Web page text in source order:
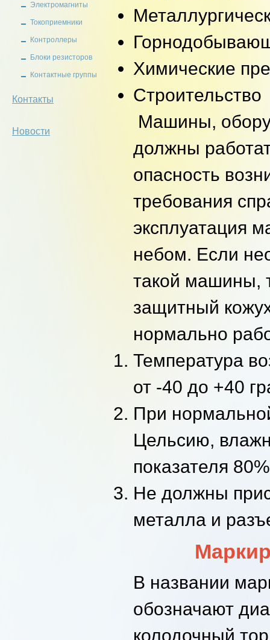
Электромагниты
Токоприемники
Контроллеры
Блоки резисторов
Контактные группы
Контакты
Новости
Химические
Строительство
Машины,
должны
опасность
требования
эксплуатация
небом. Если
такой машины,
защитный
нормально
Температура
от -40 до +40
При
Цельсию,
показателя 80%
Не должны
металла и
В названии
обозначают
колодочный